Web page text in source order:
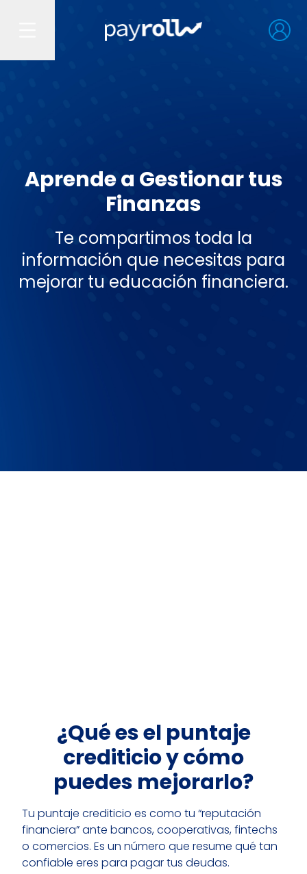
Aprende a Gestionar tus
Finanzas
Te compartimos toda la
información que necesitas para
mejorar tu educación financiera.
¿Qué es el puntaje
crediticio y cómo
puedes mejorarlo?
Tu puntaje crediticio es como tu “reputación
financiera” ante bancos, cooperativas, fintechs
o comercios. Es un número que resume qué tan
confiable eres para pagar tus deudas.